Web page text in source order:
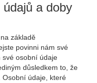
a doby
základě
povinni nám své
své osobní údaje
důsledkem to, že
Osobní údaje, které